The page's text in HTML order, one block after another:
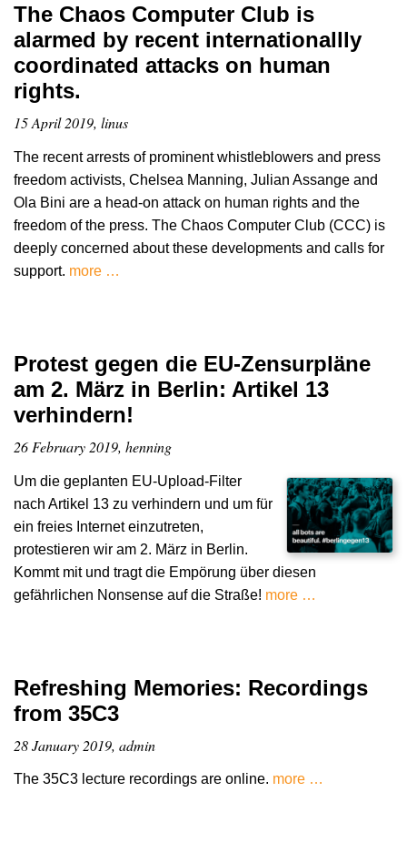
The Chaos Computer Club is
alarmed by recent internationallly
coordinated attacks on human
rights.
15 April 2019, linus
The recent arrests of prominent whistleblowers and press
freedom activists, Chelsea Manning, Julian Assange and
Ola Bini are a head-on attack on human rights and the
freedom of the press. The Chaos Computer Club (CCC) is
deeply concerned about these developments and calls for
support. more …
Protest gegen die EU-Zensurpläne
am 2. März in Berlin: Artikel 13
verhindern!
26 February 2019, henning
Um die geplanten EU-Upload-Filter
nach Artikel 13 zu verhindern und um für
ein freies Internet einzutreten,
protestieren wir am 2. März in Berlin.
Kommt mit und tragt die Empörung über diesen
gefährlichen Nonsense auf die Straße! more …
Refreshing Memories: Recordings
from 35C3
28 January 2019, admin
The 35C3 lecture recordings are online. more …